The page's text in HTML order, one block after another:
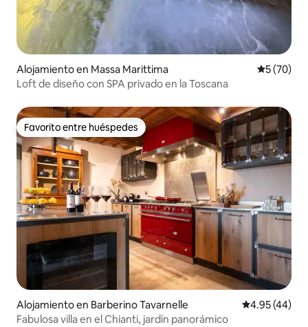
Alojamiento en Massa Marittima
5 (70)
Loft de diseño con SPA privado en la Toscana
Favorito entre huéspedes
Favorito entre huéspedes
Alojamiento en Barberino Tavarnelle Calificación
4.95 (44)
Fabulosa villa en el Chianti, jardín panorámico